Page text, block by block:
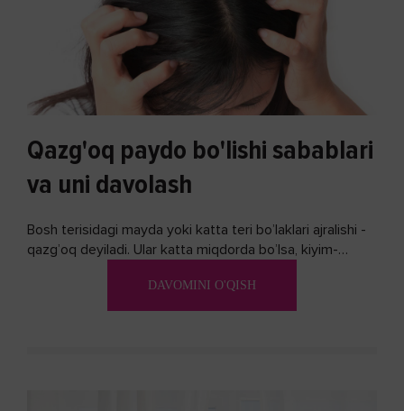
Qazg'oq paydo bo'lishi sabablari
va uni davolash
Bosh terisidagi mayda yoki katta teri bo’laklari ajralishi -
qazg’oq deyiladi. Ular katta miqdorda bo’lsa, kiyim-
DAVOMINI O'QISH